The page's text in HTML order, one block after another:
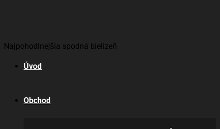
Najpohodlnejšia spodná bielizeň
Úvod
Obchod